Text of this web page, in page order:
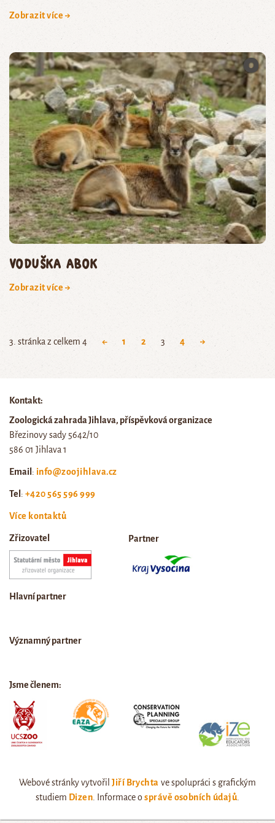
Zobrazit více →
voduška abok
Zobrazit více →
3. stránka z celkem 4 ← 1 2 3 4 →
Kontakt:
Zoologická zahrada Jihlava, příspěvková organizace
Březinovy sady 5642/10
586 01 Jihlava 1
Email: info@zoojihlava.cz
Tel: +420 565 596 999
Více kontaktů
Zřizovatel Partner
Hlavní partner
Významný partner
Jsme členem:
Webové stránky vytvořilJiří Brychta ve spolupráci s grafickým
studiem Dizen . Informace osprávě osobních údajů